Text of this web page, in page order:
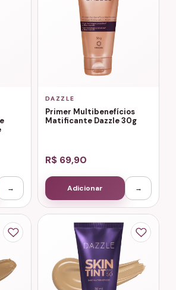
→
DAZZLE
Primer Multibenefícios
Matificante Dazzle 30g
R$ 69,90
Adicionar →